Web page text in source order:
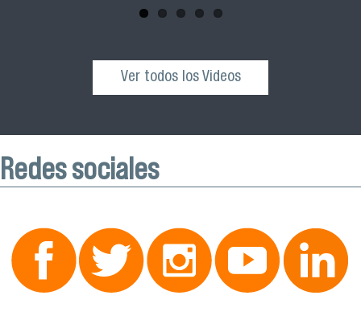
Ver todos los Videos
Redes sociales